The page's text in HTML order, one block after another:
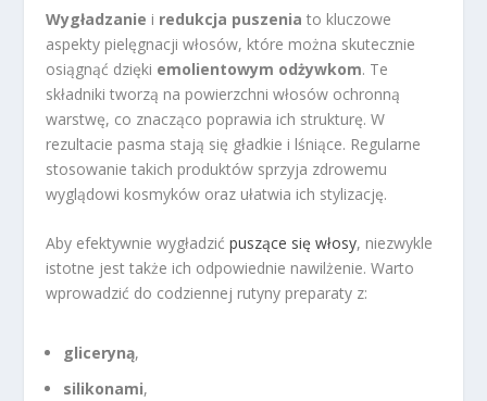
Wygładzanie i redukcja puszenia to kluczowe
aspekty pielęgnacji włosów, które można skutecznie
osiągnąć dzięki emolientowym odżywkom. Te
składniki tworzą na powierzchni włosów ochronną
warstwę, co znacząco poprawia ich strukturę. W
rezultacie pasma stają się gładkie i lśniące. Regularne
stosowanie takich produktów sprzyja zdrowemu
wyglądowi kosmyków oraz ułatwia ich stylizację.
Aby efektywnie wygładzićpuszące się włosy, niezwykle
istotne jest także ich odpowiednie nawilżenie. Warto
wprowadzić do codziennej rutyny preparaty z:
gliceryną,
silikonami,